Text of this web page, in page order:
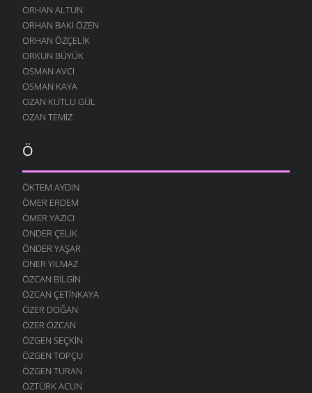
24 TEMMUZ 2004
ORHAN ALTUN
ORHAN BAKI ÖZEN
ORHAN ÖZÇELIK
ORKUN BÜYÜK
OSMAN AVCI
OSMAN KAYA
OZAN KUTLU GÜL
OZAN TEMIZ
Ö
ÖKTEM AYDIN
ÖMER ERDEM
ÖMER YAZICI
ÖNDER ÇELIK
ÖNDER YAŞAR
ÖNER YILMAZ
ÖZCAN BILGIN
ÖZCAN ÇETINKAYA
ÖZER DOĞAN
ÖZER ÖZCAN
ÖZGEN SEÇKIN
ÖZGEN TOPÇU
ÖZGEN TURAN
ÖZTÜRK ACUN